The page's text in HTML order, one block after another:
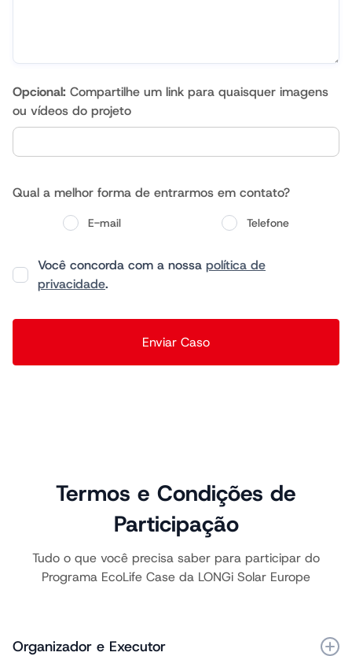
Opcional: Compartilhe um link para quaisquer imagens
ou vídeos do projeto
Qual a melhor forma de entrarmos em contato?
E-mail Telefone
Você concorda com a nossa política de
privacidade.
Enviar Caso
Termos e Condições de
Participação
Tudo o que você precisa saber para participar do
Programa EcoLife Case da LONGi Solar Europe
Organizador e Executor